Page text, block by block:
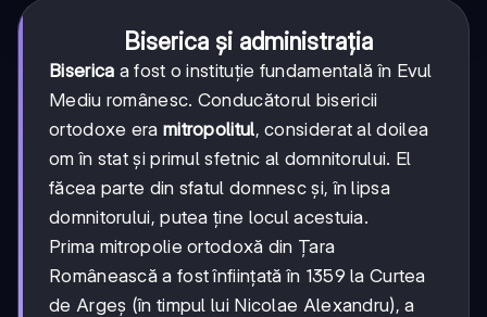
Biserica și administrația
Biserica a fost o instituție fundamentală în Evul
Mediu românesc. Conducătorul bisericii
ortodoxe era mitropolitul, considerat al doilea
om în stat și primul sfetnic al domnitorului. El
făcea parte din sfatul domnesc și, în lipsa
domnitorului, putea ține locul acestuia.
Prima mitropolie ortodoxă din Țara
Românească a fost înființată în 1359 la Curtea
de Argeș (în timpul lui Nicolae Alexandru), a